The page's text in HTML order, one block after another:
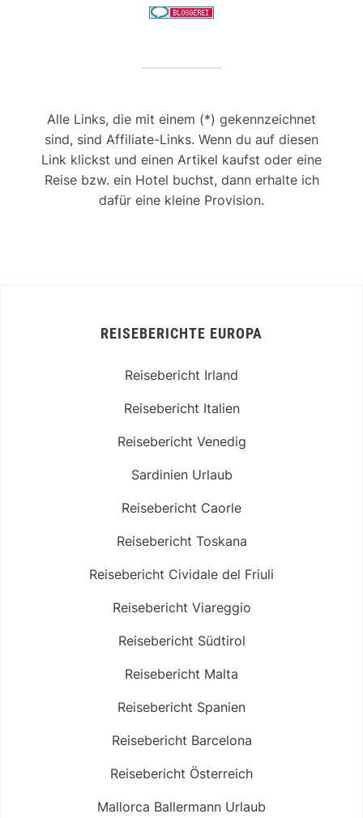
Alle Links, die mit einem (*) gekennzeichnet
sind, sind Affiliate-Links. Wenn du auf diesen
Link klickst und einen Artikel kaufst oder eine
Reise bzw. ein Hotel buchst, dann erhalte ich
dafür eine kleine Provision.
REISEBERICHTE EUROPA
Reisebericht Irland
Reisebericht Italien
Reisebericht Venedig
Sardinien Urlaub
Reisebericht Caorle
Reisebericht Toskana
Reisebericht Cividale del Friuli
Reisebericht Viareggio
Reisebericht Südtirol
Reisebericht Malta
Reisebericht Spanien
Reisebericht Barcelona
Reisebericht Österreich
Mallorca Ballermann Urlaub